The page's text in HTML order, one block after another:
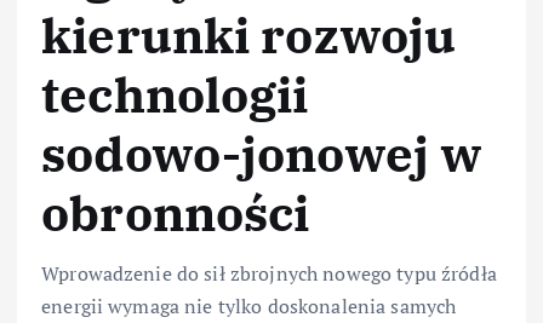
kierunki rozwoju
technologii
sodowo-jonowej w
obronności
Wprowadzenie do sił zbrojnych nowego typu źródła
energii wymaga nie tylko doskonalenia samych